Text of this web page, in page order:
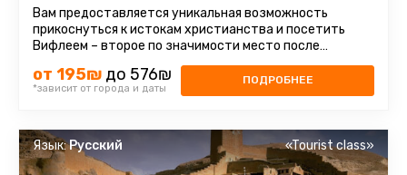
Вам предоставляется уникальная возможность
прикоснуться к истокам христианства и посетить
Вифлеем – второе по значимости место после
Иерусалима для христиан всего ...
от 195₪ до 576₪
*зависит от города и даты
ПОДРОБНЕЕ
Язык:Русский «Tourist class»